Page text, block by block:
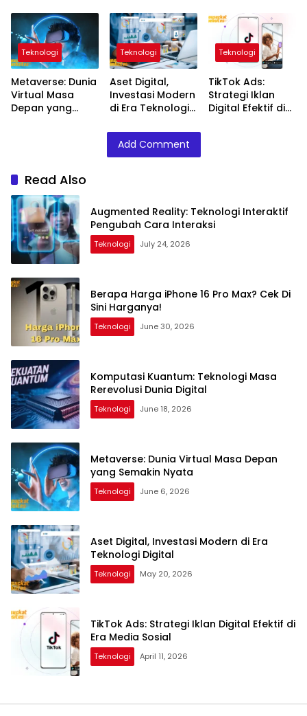
Interaksi
Digital
Teknologi
Metaverse: Dunia
Virtual Masa
Depan yang
Teknologi
Aset Digital,
Investasi Modern
di Era Teknologi
Teknologi
TikTok Ads:
Strategi Iklan
Digital Efektif di
Add Comment
Read Also
Augmented Reality: Teknologi Interaktif
Pengubah Cara Interaksi
Teknologi July 24, 2026
Berapa Harga iPhone 16 Pro Max? Cek Di
Sini Harganya!
Teknologi June 30, 2026
Komputasi Kuantum: Teknologi Masa
Rerevolusi Dunia Digital
Teknologi June 18, 2026
Metaverse: Dunia Virtual Masa Depan
yang Semakin Nyata
Teknologi June 6, 2026
Aset Digital, Investasi Modern di Era
Teknologi Digital
Teknologi May 20, 2026
TikTok Ads: Strategi Iklan Digital Efektif di
Era Media Sosial
Teknologi April 11, 2026